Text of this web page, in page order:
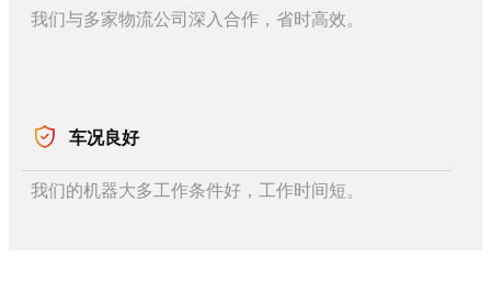
我们与多家物流公司深入合作，省时高效。
车况良好
我们的机器大多工作条件好，工作时间短。